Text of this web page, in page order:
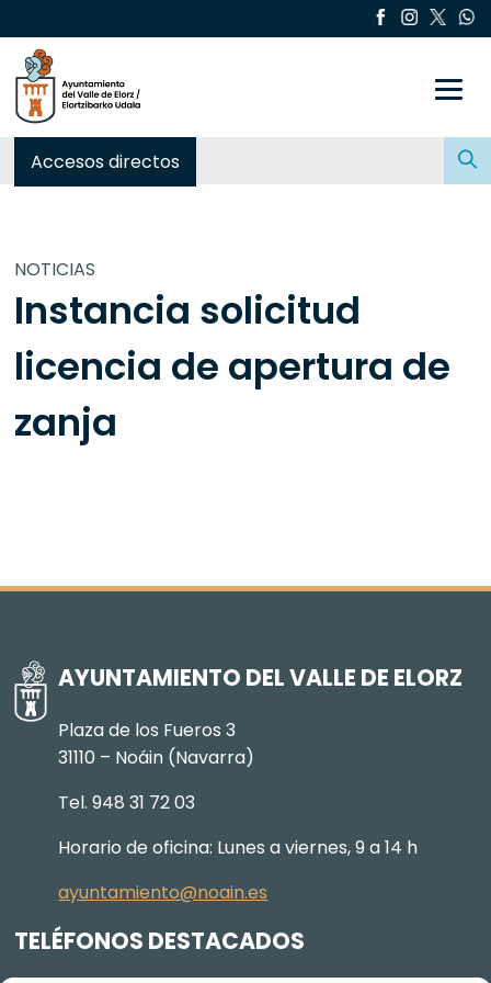
Accesos directos
Buscar:
NOTICIAS
Instancia solicitud
licencia de apertura de
zanja
AYUNTAMIENTO DEL VALLE DE ELORZ
Plaza de los Fueros 3
31110 – Noáin (Navarra)
Tel. 948 31 72 03
Horario de oficina: Lunes a viernes, 9 a 14 h
ayuntamiento@noain.es
TELÉFONOS DESTACADOS